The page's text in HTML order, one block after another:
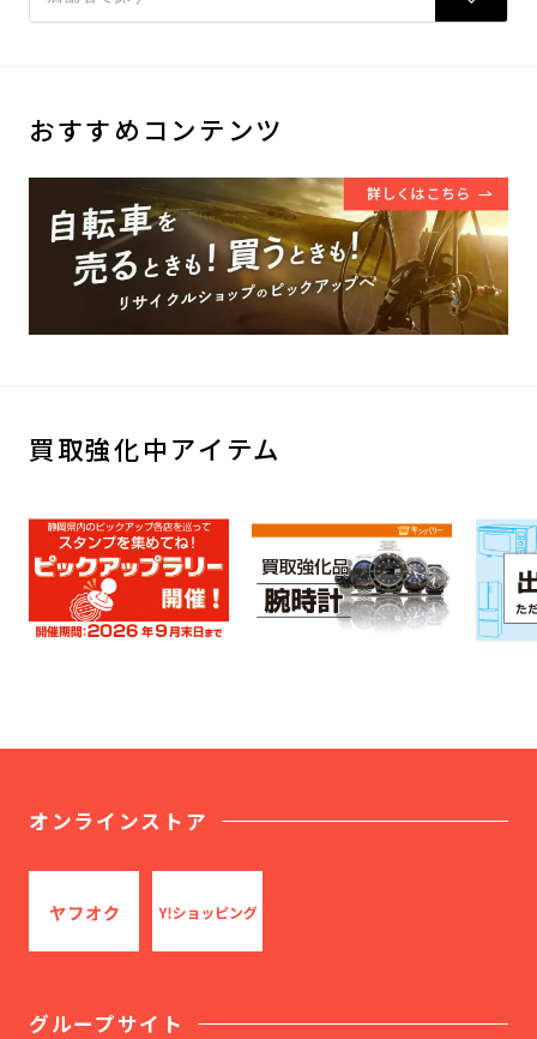
おすすめコンテンツ
買取強化中アイテム
オンラインストア
グループサイト